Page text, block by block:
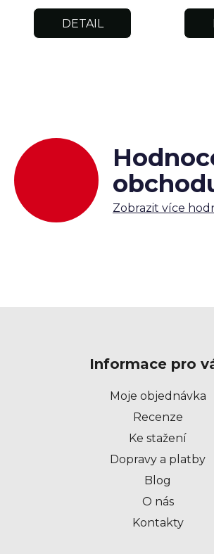
DETAIL
Zobrazit více
Informace pro
Moje objednávka
Recenze
Ke stažení
Dopravy a platby
Blog
O nás
Kontakty